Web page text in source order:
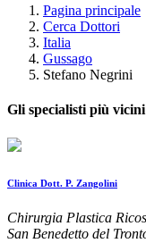
Pagina principale
Cerca Dottori
Italia
Gussago
Stefano Negrini
Gli specialisti più
Clinica Dott. P. Zangolini
Chirurgia Plastica
San Benedetto del